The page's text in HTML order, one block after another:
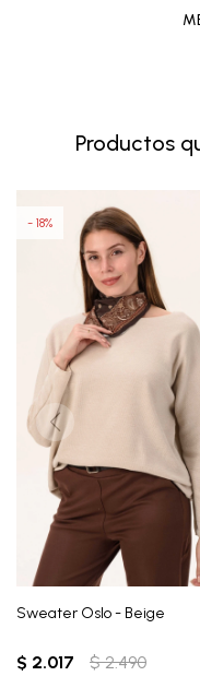
Productos
Sweater Oslo - Beige
$ 2.017 $ 2.490
18